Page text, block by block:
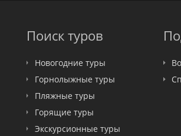
Поиск туров
Новогодние туры
Горнолыжные туры
Пляжные туры
Горящие туры
Экскурсионные туры